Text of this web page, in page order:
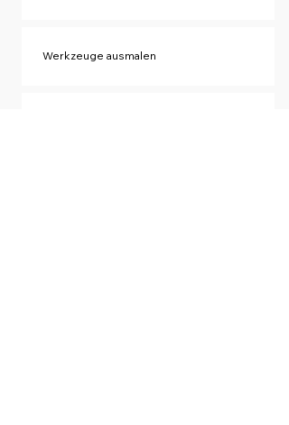
Werkzeuge ausmalen